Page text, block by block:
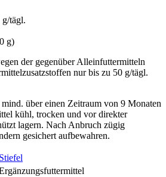
tägl.
g)
der gegenüber Alleinfuttermitteln
nur bis zu 50 g/tägl.
über einen Zeitraum von 9 Monaten
kühl, trocken und vor direkter
lagern. Nach Anbruch zügig
gesichert aufbewahren.
Stiefel